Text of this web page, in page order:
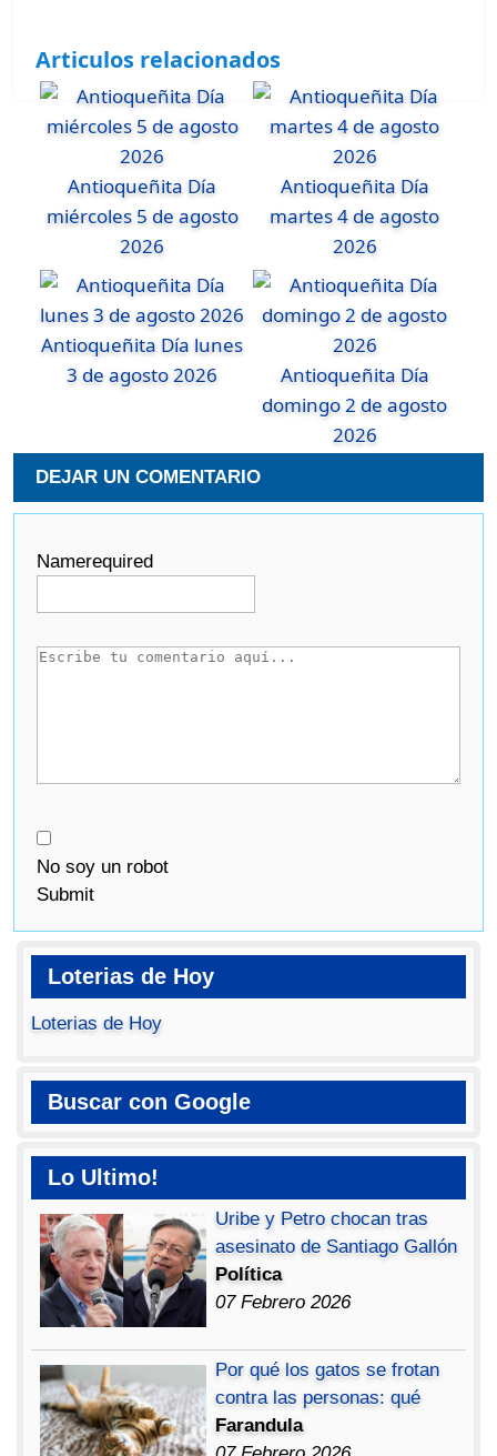
Articulos relacionados
Antioqueñita Día
miércoles 5 de agosto
2026
Antioqueñita Día
martes 4 de agosto
2026
Antioqueñita Día lunes
3 de agosto 2026
Antioqueñita Día
domingo 2 de agosto
2026
DEJAR UN COMENTARIO
Namerequired
No soy un robot
Submit
Loterias de Hoy
Loterias de Hoy
Buscar con Google
Lo Ultimo!
Uribe y Petro chocan tras
asesinato de Santiago Gallón
Política
07 Febrero 2026
Por qué los gatos se frotan
contra las personas: qué
Farandula